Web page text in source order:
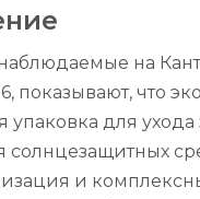
на
показывают, что
упаковка для ухода
солнцезащитных
и